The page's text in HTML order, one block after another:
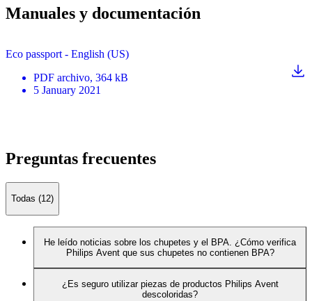
Manuales y documentación
Eco passport - English (US)
PDF archivo, 364 kB
5 January 2021
Preguntas frecuentes
Todas (12)
He leído noticias sobre los chupetes y el BPA. ¿Cómo verifica
Philips Avent que sus chupetes no contienen BPA?
¿Es seguro utilizar piezas de productos Philips Avent
descoloridas?